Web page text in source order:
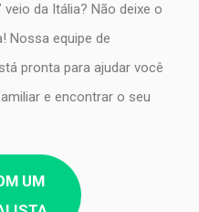
veio da Itália? Não deixe o
Nossa equipe de
pronta para ajudar você
e encontrar o seu
UM